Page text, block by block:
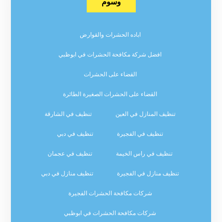
وسوم
اباده الحشرات والقوارض
افضل شركة مكافحة الحشرات في ابوظبي
القضاء على الحشرات
القضاء على الحشرات الصغيرة الطائرة
تنظيف المنازل في العين تنظيف في الشارقة
تنظيف في الفجيرة تنظيف في دبي
تنظيف في راس الخيمة تنظيف في عجمان
تنظيف منازل في الفجيرة تنظيف منازل في دبي
شركات مكافحة الحشرات الفجيرة
شركات مكافحة الحشرات في ابوظبي